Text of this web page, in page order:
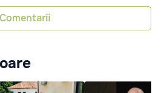
Comentarii